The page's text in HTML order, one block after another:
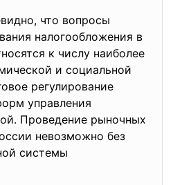
что вопросы
налогообложения в
к числу наиболее
и социальной
регулирование
управления
Проведение рыночных
невозможно без
системы